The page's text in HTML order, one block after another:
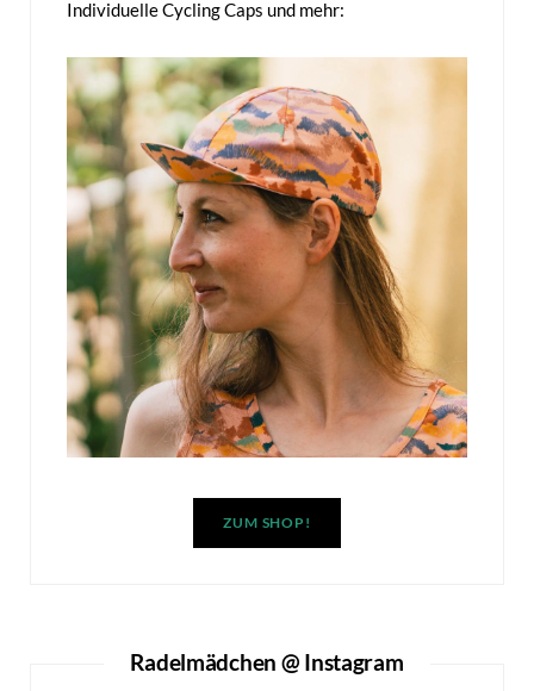
Individuelle Cycling Caps und mehr:
ZUM SHOP!
Radelmädchen @ Instagram